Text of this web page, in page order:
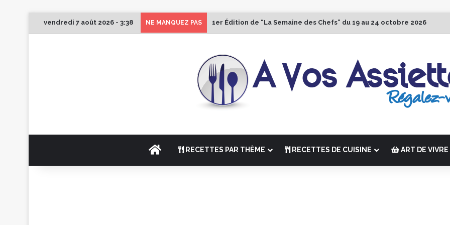
vendredi 7 août 2026 - 3:38 NE MANQUEZ PAS 1er Édition de “La Semaine des Chefs” du 19 au 24 octobre 2026
ACCUEILRECETTES PAR THÈME RECETTES DE CUISINE ART DE VIVRE